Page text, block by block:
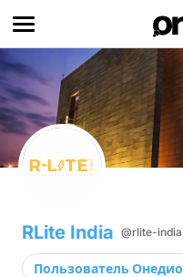
RLite India @rlite-india
Пользователь Онедио